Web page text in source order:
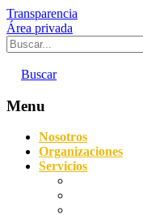
Transparencia
Área privada
Buscar
Menu
Nosotros
Organizaciones
Servicios